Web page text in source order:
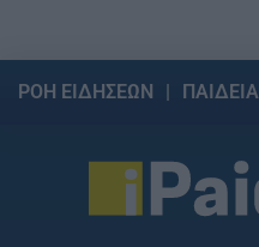
ΡΟΗ ΕΙΔΗΣΕΩΝ ΠΑΙΔΕΙΑ